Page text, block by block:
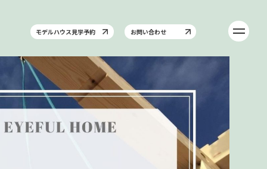
モデルハウス見学予約 お問い合わせ